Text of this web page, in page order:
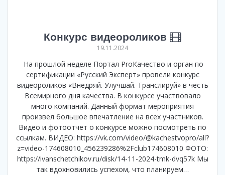
Конкурс видеороликов
19.11.2024
На прошлой неделе Портал ProКачество и орган по
сертификации «Русский Эксперт» провели конкурс
видеороликов «Внедряй. Улучшай. Транслируй» в честь
Всемирного дня качества. В конкурсе участвовало
много компаний. Данный формат мероприятия
произвел большое впечатление на всех участников.
Видео и фотоотчет о конкурсе можно посмотреть по
ссылкам. ВИДЕО: https://vk.com/video/@kachestvopro/all?
z=video-174608010_456239286%2Fclub174608010 ФОТО:
https://ivanschetchikov.ru/disk/14-11-2024-tmk-dvq57k Мы
так вдохновились успехом, что планируем…